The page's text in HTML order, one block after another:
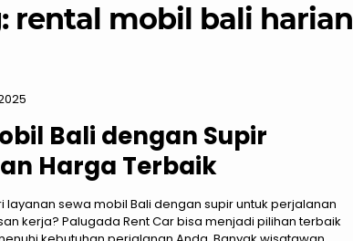
rental mobil bali harian
Bali dengan Supir
Harga Terbaik
layanan sewa mobil Bali dengan supir untuk perjalanan
kerja? Palugada Rent Car bisa menjadi pilihan terbaik